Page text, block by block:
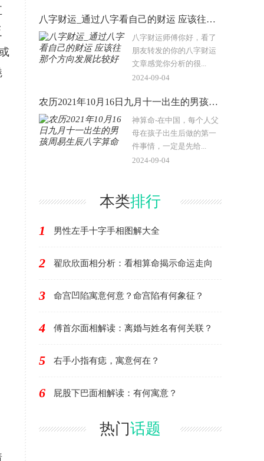
八字财运_通过八字看自己的财运 应该往那个方向发展比较好
八字财运师傅你好，看了
朋友转发的你的八字财运
文章感觉你分析的很...
2024-09-04
农历2021年10月16日九月十一出生的男孩周易生辰八字算命
神算命-在中国，每个人父
母在孩子出生后做的第一
件事情，一定是先给...
2024-09-04
本类排行
1 男性左手十字手相图解大全
2 翟欣欣面相分析：看相算命揭示命运走向
3 命宫凹陷寓意何意？命宫陷有何象征？
4 傅首尔面相解读：离婚与姓名有何关联？
5 右手小指有痣，寓意何在？
6 屁股下巴面相解读：有何寓意？
热门话题